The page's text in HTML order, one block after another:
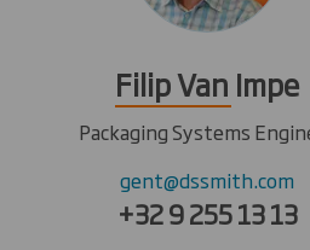
Filip Van Impe
Packaging Systems
gent@dssmith.com
+32 9 255 13 13